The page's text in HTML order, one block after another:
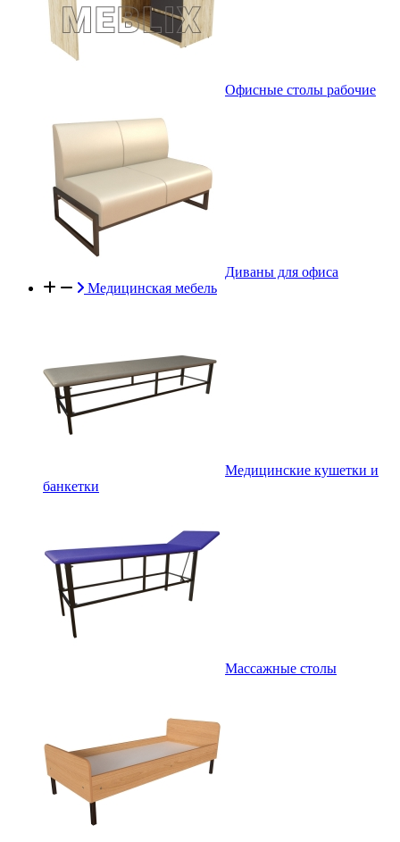
Офисные столы рабочие
Диваны для офиса
Медицинская мебель
Медицинские кушетки и
банкетки
Массажные столы